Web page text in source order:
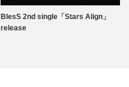
BlesS 2nd single「Stars Align」
release